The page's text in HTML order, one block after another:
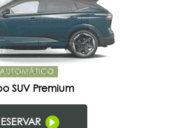
SUV Premium